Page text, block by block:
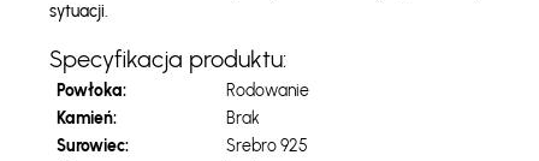
sytuacji.
Specyfikacja produktu:
Powłoka:
Rodowanie
Kamień:
Brak
Surowiec:
Srebro 925